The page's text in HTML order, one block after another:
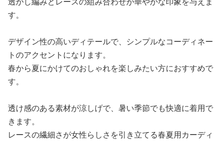
す。
デザイン性の高いディテールで、シンプルなコーディネー
トのアクセントになります。
春から夏にかけてのおしゃれを楽しみたい方におすすめで
す。
透け感のある素材が涼しげで、暑い季節でも快適に着用で
きます。
レースの繊細さが女性らしさを引き立てる春夏用カーディ